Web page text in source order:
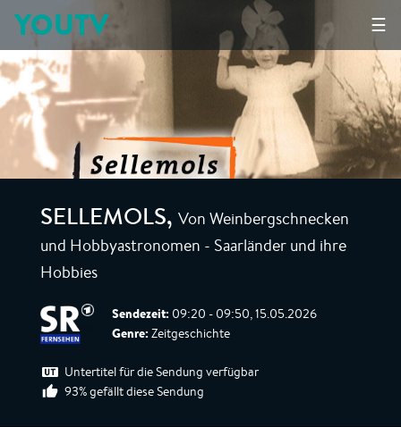
☰
YOUTV
SELLEMOLS, Von Weinbergschnecken
und Hobbyastronomen - Saarländer und ihre
Hobbies
Sendezeit: 09:20 - 09:50, 15.05.2026
Genre: Zeitgeschichte
Untertitel für die Sendung verfügbar
93% gefällt diese Sendung